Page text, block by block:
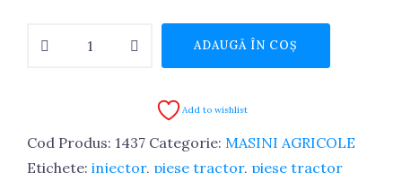
ADAUGĂ ÎN COȘ
Add to wishlist
Cod Produs: 1437 Categorie: MASINI AGRICOLE
Etichete: injector, piese tractor, piese tractor